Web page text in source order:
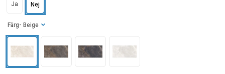
Färg - Beige
Ja Nej